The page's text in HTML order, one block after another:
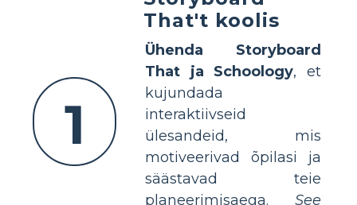
1
That't koolis
Ühenda Storyboard
That ja Schoology, et
kujundada
interaktiivseid
ülesandeid, mis
motiveerivad õpilasi ja
säästavad teie
planeerimisaega. See